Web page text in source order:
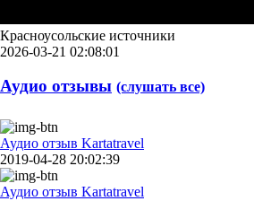
Красноусольские источники
2026-03-21 02:08:01
Аудио отзывы (слушать все)
Аудио отзыв Kartatravel
2019-04-28 20:02:39
Аудио отзыв Kartatravel